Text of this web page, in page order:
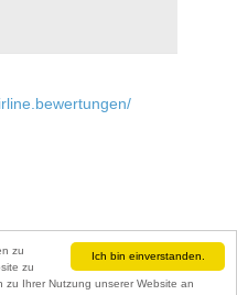
Ich bin einverstanden.
zu
zu
zu Ihrer Nutzung unserer Website an